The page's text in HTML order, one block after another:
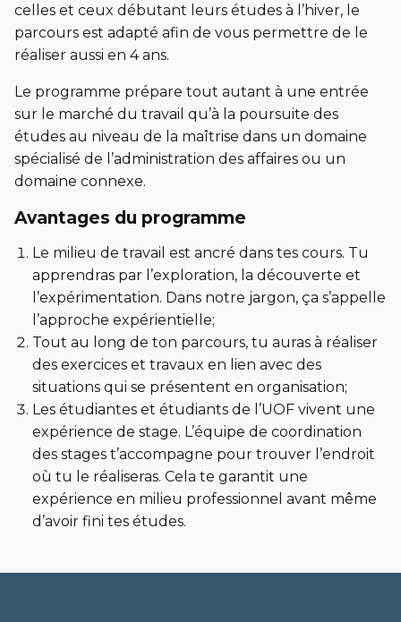
celles et ceux débutant leurs études à l’hiver, le
parcours est adapté afin de vous permettre de le
réaliser aussi en 4 ans.
Le programme prépare tout autant à une entrée
sur le marché du travail qu’à la poursuite des
études au niveau de la maîtrise dans un domaine
spécialisé de l’administration des affaires ou un
domaine connexe.
Avantages du programme
Le milieu de travail est ancré dans tes cours. Tu
apprendras par l’exploration, la découverte et
l’expérimentation. Dans notre jargon, ça s’appelle
l’approche expérientielle;
Tout au long de ton parcours, tu auras à réaliser
des exercices et travaux en lien avec des
situations qui se présentent en organisation;
Les étudiantes et étudiants de l’UOF vivent une
expérience de stage. L’équipe de coordination
des stages t’accompagne pour trouver l’endroit
où tu le réaliseras. Cela te garantit une
expérience en milieu professionnel avant même
d’avoir fini tes études.